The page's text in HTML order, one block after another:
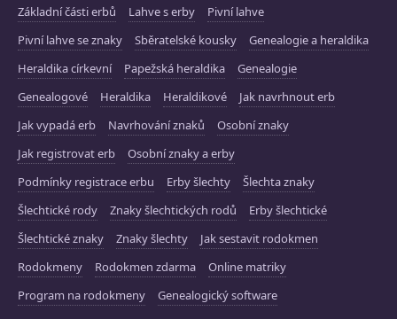
Základní části erbů
Lahve s erby
Pivní lahve
Pivní lahve se znaky
Sběratelské kousky
Genealogie a heraldika
Heraldika církevní
Papežská heraldika
Genealogie
Genealogové
Heraldika Heraldikové
Jak navrhnout erb
Jak vypadá erb
Navrhování znaků
Osobní znaky
Jak registrovat erb
Osobní znaky a erby
Podmínky registrace erbu
Erby šlechty
Šlechta znaky
Šlechtické rody
Znaky šlechtických rodů
Erby šlechtické
Šlechtické znaky
Znaky šlechty
Jak sestavit rodokmen
Rodokmeny
Rodokmen zdarma
Online matriky
Program na rodokmeny
Genealogický software